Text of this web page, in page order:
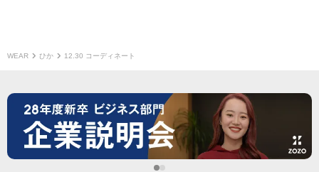
WEAR ひか 12.30 コーディネート